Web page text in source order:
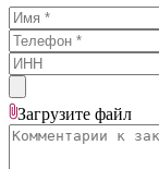
Загрузите файл